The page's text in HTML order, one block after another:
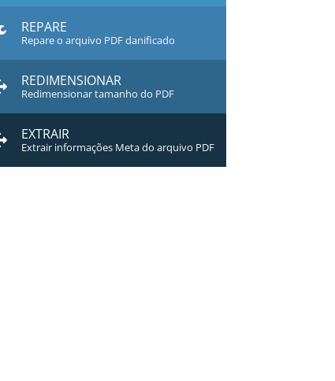
REPARE
Repare o arquivo PDF danificado
REDIMENSIONAR
Redimensionar tamanho do PDF
EXTRAIR
Extrair informações Meta do arquivo PDF